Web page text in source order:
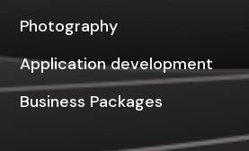
Photography
Application development
Business Packages